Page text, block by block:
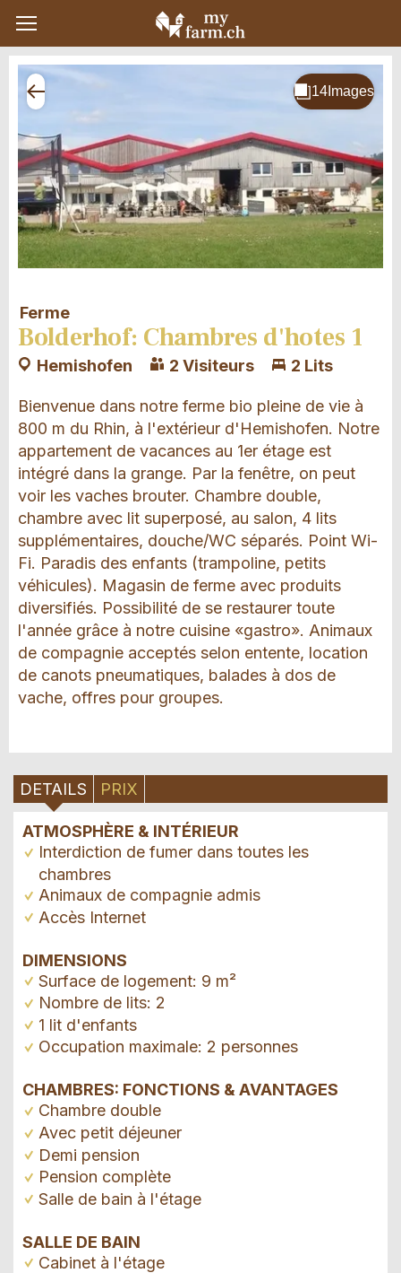
Ferme
Bolderhof: Chambres d'hotes 1
Hemishofen 2 Visiteurs 2 Lits
Bienvenue dans notre ferme bio pleine de vie à
800 m du Rhin, à l'extérieur d'Hemishofen. Notre
appartement de vacances au 1er étage est
intégré dans la grange. Par la fenêtre, on peut
voir les vaches brouter. Chambre double,
chambre avec lit superposé, au salon, 4 lits
supplémentaires, douche/WC séparés. Point Wi-
Fi. Paradis des enfants (trampoline, petits
véhicules). Magasin de ferme avec produits
diversifiés. Possibilité de se restaurer toute
l'année grâce à notre cuisine «gastro». Animaux
de compagnie acceptés selon entente, location
de canots pneumatiques, balades à dos de
vache, offres pour groupes.
DETAILS PRIX
ATMOSPHÈRE & INTÉRIEUR
Interdiction de fumer dans toutes les
chambres
Animaux de compagnie admis
Accès Internet
DIMENSIONS
Surface de logement: 9 m²
Nombre de lits: 2
1 lit d'enfants
Occupation maximale: 2 personnes
CHAMBRES: FONCTIONS & AVANTAGES
Chambre double
Avec petit déjeuner
Demi pension
Pension complète
Salle de bain à l'étage
SALLE DE BAIN
Cabinet à l'étage